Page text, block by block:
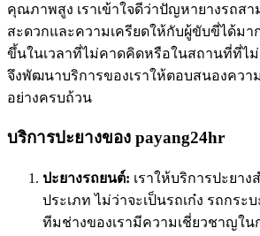
คุณภาพสูง เราเข้าใจดีว่าปัญหายางรถส
สะดวกและความเครียดให้กับผู้ขับขี่ได้มา
ขึ้นในเวลาที่ไม่คาดคิดหรือในสถานที่ที่ไม่
จึงพัฒนาบริการของเราให้ตอบสนองควา
อย่างครบถ้วน
บริการปะยางของ payang24hr
ปะยางรถยนต์: เราให้บริการปะยา
ประเภท ไม่ว่าจะเป็นรถเก๋ง รถกระ
ทีมช่างของเรามีความเชี่ยวชาญใน